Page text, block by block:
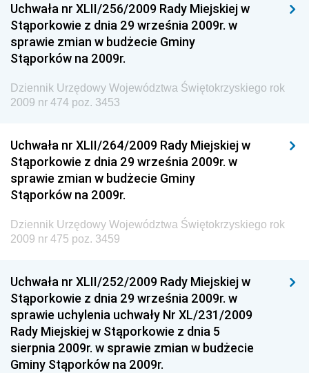
Budownictwa
Dziennik Urzędowy Ministra Gospodarki Morskiej i
Żeglugi Śródlądowej
Dziennik Urzędowy Ministra Energii
Dziennik Urzędowy Ministra Finansów
Dziennik Urzędowy Ministra Rozwoju i Finansów
Dziennik Urzędowy Wyższego Urzędu Górniczego
Dziennik Urzędowy Prezesa Urzędu Transportu
Dziennik Urzędowy Ministra Przedsiębiorczości i
Dziennik Urzędowy Ministra Inwestycji i Rozwoju
Dziennik Urzędowy Naczelnego Dyrektora Archiwów
Państwowych
Dziennik Urzędowy Ministra Finansów, Inwestycji i
Rozwoju
Uchwała nr XLII/256/2009 Rady Miejskiej w
Stąporkowie z dnia 29 września 2009r. w
sprawie zmian w budżecie Gminy
Stąporków na 2009r.
Dziennik Urzędowy Województwa Świętokrzyskiego rok
2009 nr 474 poz. 3453
Uchwała nr XLII/264/2009 Rady Miejskiej w
Stąporkowie z dnia 29 września 2009r. w
sprawie zmian w budżecie Gminy
Stąporków na 2009r.
Dziennik Urzędowy Województwa Świętokrzyskiego rok
2009 nr 475 poz. 3459
Uchwała nr XLII/252/2009 Rady Miejskiej w
Stąporkowie z dnia 29 września 2009r. w
sprawie uchylenia uchwały Nr XL/231/2009
Rady Miejskiej w Stąporkowie z dnia 5
sierpnia 2009r. w sprawie zmian w budżecie
Gminy Stąporków na 2009r.